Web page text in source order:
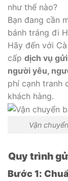
như thế nào?
Bạn đang cần
bánh tráng đi
Hãy đến với
cấp dịch vụ
người yêu,
phí cạnh tranh
khách hàng.
Vận
Quy trình
Bước 1: